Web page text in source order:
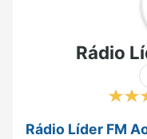
Rádio
Rádio Líder FM